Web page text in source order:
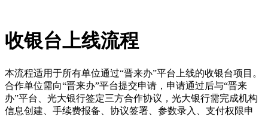
收银台上线流程
本流程适用于所有单位通过“晋来办”平台上线的收银台项目。
合作单位需向“晋来办”平台提交申请，申请通过后与“晋来
办”平台、光大银行签定三方合作协议，光大银行需完成机构
信息创建、手续费报备、协议签署、参数录入、支付权限申